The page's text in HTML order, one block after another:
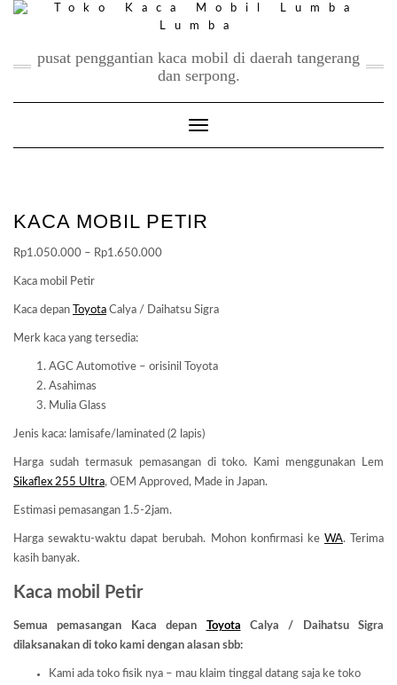
Skip
pusat penggantian kaca mobil di daerah tangerang
dan serpong.
Toggle Navigation
KACA MOBIL PETIR
Rp1.050.000 – Rp1.650.000
through
Kaca mobil Petir
Kaca depan Toyota Calya / Daihatsu Sigra
Merk kaca yang tersedia:
AGC Automotive – orisinil Toyota
Asahimas
Mulia Glass
Jenis kaca: lamisafe/laminated (2 lapis)
Harga sudah termasuk pemasangan di toko. Kami menggunakan Lem
Sikaflex 255 Ultra, OEM Approved, Made in Japan.
Estimasi pemasangan 1.5-2jam.
Harga sewaktu-waktu dapat berubah. Mohon konfirmasi ke WA. Terima
kasih banyak.
Kaca mobil Petir
Semua pemasangan Kaca depan Toyota Calya / Daihatsu Sigra
dilaksanakan di toko kami dengan alasan sbb:
Kami ada toko fisik nya – mau klaim tinggal datang saja ke toko